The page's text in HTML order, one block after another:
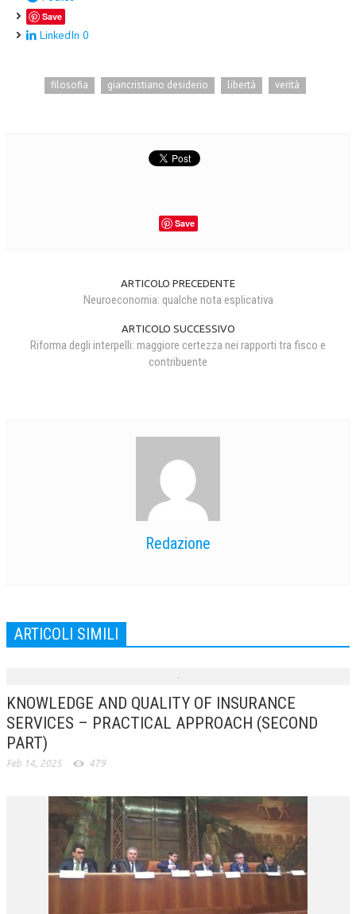
Save
LinkedIn 0
filosofia giancristiano desiderio libertà verità
Save
ARTICOLO PRECEDENTE
Neuroeconomia: qualche nota esplicativa
ARTICOLO SUCCESSIVO
Riforma degli interpelli: maggiore certezza nei rapporti tra fisco e
contribuente
Redazione
ARTICOLI SIMILI
KNOWLEDGE AND QUALITY OF INSURANCE
SERVICES – PRACTICAL APPROACH (SECOND
PART)
Feb 14, 2025 479